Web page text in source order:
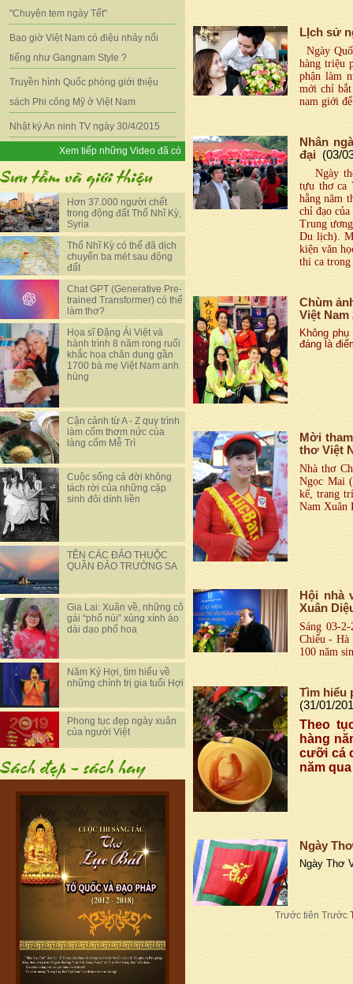
"Chuyện tem ngày Tết"
Bao giờ Việt Nam có điệu nhảy nổi
tiếng như Gangnam Style ?
Truyền hình Quốc phòng giới thiệu
sách Phi công Mỹ ở Việt Nam
Nhật ký An ninh TV ngày 30/4/2015
Xem tiếp những Video đã có
Hơn 37.000 người chết
trong động đất Thổ Nhĩ Kỳ,
Syria
Thổ Nhĩ Kỳ có thể đã dịch
chuyển ba mét sau động
đất
Chat GPT (Generative Pre-
trained Transformer) có thể
làm thơ?
Họa sĩ Đặng Ái Việt và
hành trình 8 năm rong ruổi
khắc họa chân dung gần
1700 bà mẹ Việt Nam anh
hùng
Cận cảnh từ A - Z quy trình
làm cốm thơm nức của
làng cốm Mễ Trì
Cuộc sống cả đời không
tách rời của những cặp
sinh đôi dính liền
TÊN CÁC ĐẢO THUỘC
QUẦN ĐẢO TRƯỜNG SA
Gia Lai: Xuân về, những cô
gái “phố núi” xúng xính áo
dài dạo phố hoa
Năm Kỷ Hợi, tìm hiểu về
những chính trị gia tuổi Hợi
Phong tục đẹp ngày xuân
của người Việt
LỊch sử
Ngày
hàng triệu
phận làm
mới chỉ
nam giới
Nhân
đại (03/
Ngày thơ
tựu thơ ca
hằng năm
chỉ đạo
Trung
Du lịch).
kiện văn
thi ca
Chùm
Việt Nam
Không
đáng là
Mời
thơ Việt
Nhà thơ
Ngọc Mai
kế, trang
Nam Xuân
Hội nhà
Xuân
Sáng 03-
Chiểu - Hà
100 năm
Tìm hiểu
(31/01/
Theo
hàng
cưỡi cá
năm
Ngày
Ngày Thơ
Trước tiên Trước